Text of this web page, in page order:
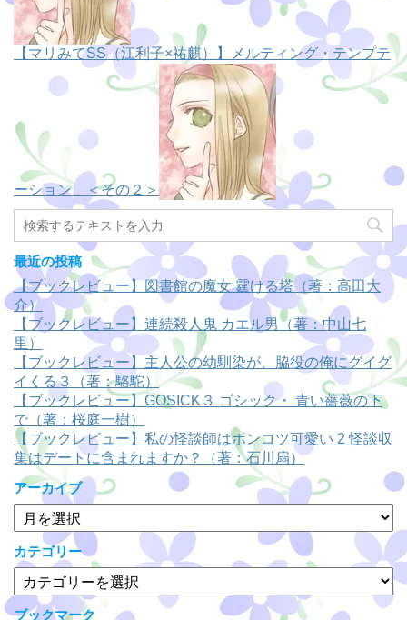
【マリみてSS（江利子×祐麒）】メルティング・テンプテ
ーション ＜その２＞
最近の投稿
【ブックレビュー】図書館の魔女 霆ける塔（著：高田大
介）
【ブックレビュー】連続殺人鬼 カエル男（著：中山七
里）
【ブックレビュー】主人公の幼馴染が、脇役の俺にグイグ
イくる３（著：駱駝）
【ブックレビュー】GOSICK３ ゴシック・ 青い薔薇の下
で（著：桜庭一樹）
【ブックレビュー】私の怪談師はポンコツ可愛い 2 怪談収
集はデートに含まれますか？（著：石川扇）
アーカイブ
ア
ー
カ
イ
ブ
カテゴリー
テ
ゴ
ブックマーク